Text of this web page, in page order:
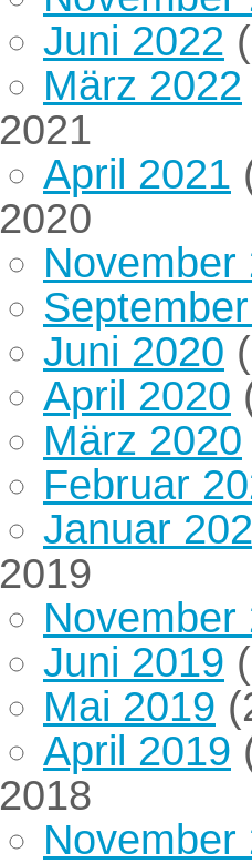
Juni 2022
März 2022
2021
April 2021
2020
November
Juni 2020
April 2020
März 2020
Februar
Januar
2019
November
Juni 2019
Mai 2019
April 2019
2018
November